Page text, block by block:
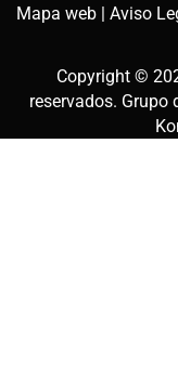
Mapa web | Aviso
Copyright ©
reservados. Grupo